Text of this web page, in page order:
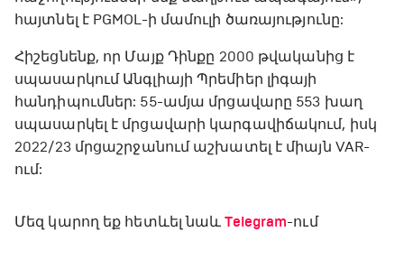
հայտնել է PGMOL-ի մամուլի ծառայությունը:
Հիշեցնենք, որ Մայք Դինքը 2000 թվականից է
սպասարկում Անգլիայի Պրեմիեր լիգայի
հանդիպումներ: 55-ամյա մրցավարը 553 խաղ
սպասարկել է մրցավարի կարգավիճակում, իսկ
2022/23 մրցաշրջանում աշխատել է միայն VAR-
ում:
Մեզ կարող եք հետևել նաև Telegram-ում